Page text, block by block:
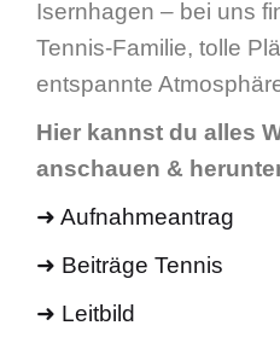
Isernhagen – bei uns
Tennis-Familie, tolle
entspannte
Hier kannst du alles
anschauen &
➜ Aufnahmeantrag
➜ Beiträge Tennis
➜ Leitbild